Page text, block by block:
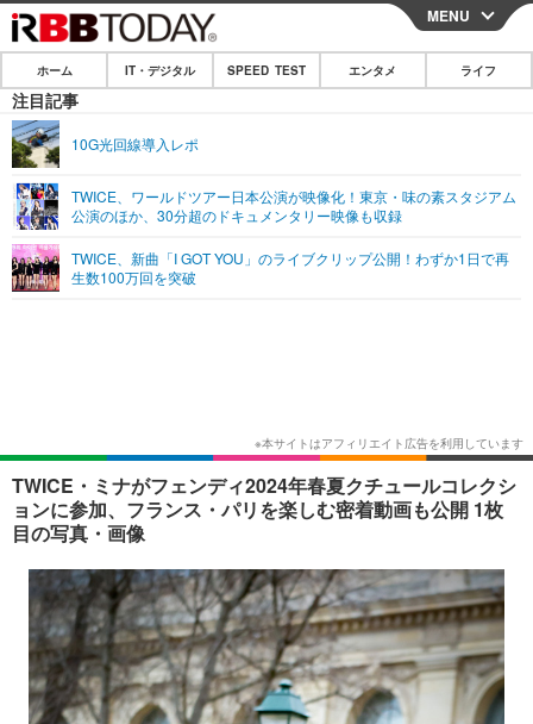
CLOSE
ホーム
IT・デジタル
ネタ ガジェット・ツール
ショッピング その他
SPEED TEST
エンタメ
エンタメTOP
ショッピング その他
ライフ
MENU
ホーム IT・デジタル SPEED TEST エンタメ ライフ
注目記事
10G光回線導入レポ
TWICE、ワールドツアー日本公演が映像化！東京・味の素スタジアム
公演のほか、30分超のドキュメンタリー映像も収録
TWICE、新曲「I GOT YOU」のライブクリップ公開！わずか1日で再
生数100万回を突破
TWICE・ミナがフェンディ2024年春夏クチュールコレクシ
ョンに参加、フランス・パリを楽しむ密着動画も公開 1枚
目の写真・画像